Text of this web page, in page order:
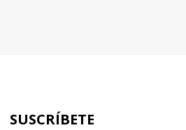
SUSCRÍBETE